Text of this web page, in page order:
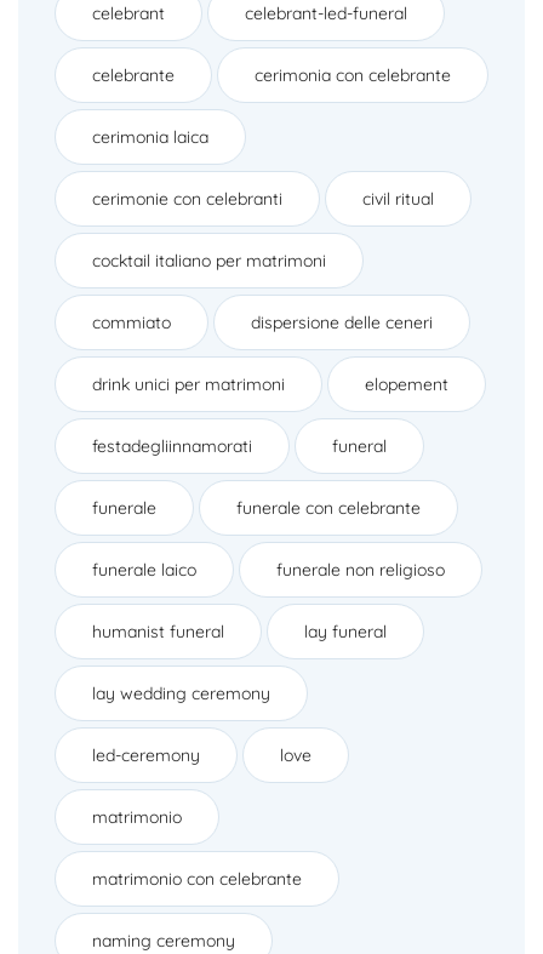
celebrant celebrant-led-funeral
celebrante cerimonia con celebrante
cerimonia laica
cerimonie con celebranti civil ritual
cocktail italiano per matrimoni
commiato dispersione delle ceneri
drink unici per matrimoni elopement
festadegliinnamorati funeral
funerale funerale con celebrante
funerale laico funerale non religioso
humanist funeral lay funeral
lay wedding ceremony
led-ceremony love
matrimonio
matrimonio con celebrante
naming ceremony